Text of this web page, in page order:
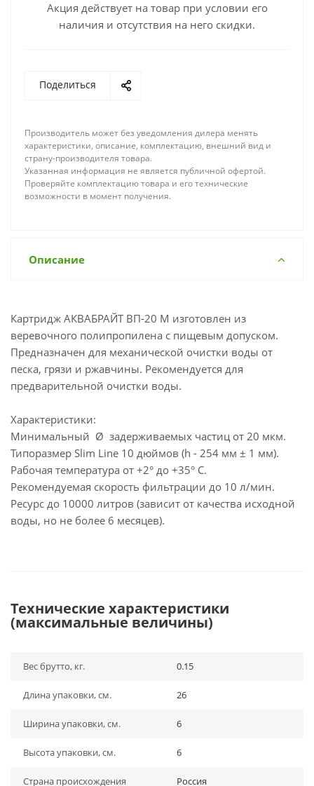
Акция действует на товар при условии его
наличия и отсутствия на него скидки.
Поделиться
Производитель может без уведомления дилера менять
характеристики, описание, комплектацию, внешний вид и
страну-производителя товара.
Указанная информация не является публичной офертой.
Проверяйте комплектацию товара и его технические
возможности в момент получения.
Описание
Картридж АКВАБРАЙТ ВП-20 М изготовлен из
веревочного полипропилена с пищевым допуском.
Предназначен для механической очистки воды от
песка, грязи и ржавчины. Рекомендуется для
предварительной очистки воды.
Характеристики:
Минимальный Ø задерживаемых частиц от 20 мкм.
Типоразмер Slim Line 10 дюймов (h - 254 мм ± 1 мм).
Рабочая температура от +2° до +35° С.
Рекомендуемая скорость фильтрации до 10 л/мин.
Ресурс до 10000 литров (зависит от качества исходной
воды, но не более 6 месяцев).
Технические характеристики
(максимальные величины)
Вес брутто, кг. 0.15
Длина упаковки, см. 26
Ширина упаковки, см. 6
Высота упаковки, см. 6
Страна происхождения Россия